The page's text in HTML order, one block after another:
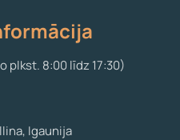
plkst. 8:00 līdz 17:30)
Igaunija